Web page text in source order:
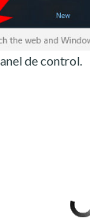
de control.